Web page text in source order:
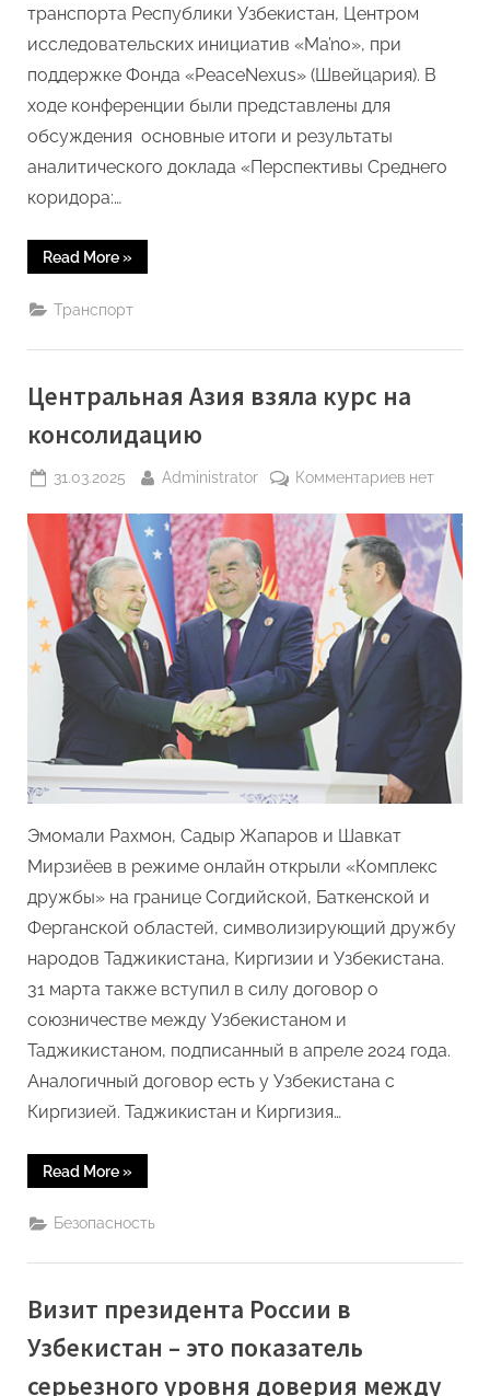
транспорта Республики Узбекистан, Центром
исследовательских инициатив «Ma’no», при
поддержке Фонда «PeaceNexus» (Швейцария). В
ходе конференции были представлены для
обсуждения основные итоги и результаты
аналитического доклада «Перспективы Среднего
коридора:…
Read More“10
апреля
года,
в
прошла
организованная
Министерством
Республики
и
Центром
инициатив
Ma’no”
»
Транспорт
Центральная Азия взяла курс на
консолидацию
Posted
31.03.2025 By
Administrator Комментариевк
Азия
взяла
курс
на
нет
Эмомали Рахмон, Садыр Жапаров и Шавкат
Мирзиёев в режиме онлайн открыли «Комплекс
дружбы» на границе Согдийской, Баткенской и
Ферганской областей, символизирующий дружбу
народов Таджикистана, Киргизии и Узбекистана.
31 марта также вступил в силу договор о
союзничестве между Узбекистаном и
Таджикистаном, подписанный в апреле 2024 года.
Аналогичный договор есть у Узбекистана с
Киргизией. Таджикистан и Киргизия…
Read More“Центральная
Азия
курс
на
»
Безопасность
Визит президента России в
Узбекистан – это показатель
серьезного уровня доверия между